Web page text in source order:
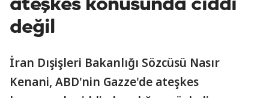
ateşkes konusunda ciddi
değil
İran Dışişleri Bakanlığı Sözcüsü Nasır
Kenani, ABD'nin Gazze'de ateşkes